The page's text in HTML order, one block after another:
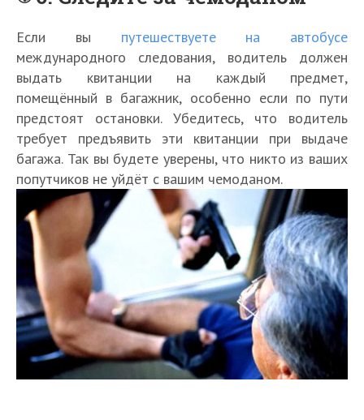
Если вы путешествуете на автобусе
международного следования, водитель должен
выдать квитанции на каждый предмет,
помещённый в багажник, особенно если по пути
предстоят остановки. Убедитесь, что водитель
требует предъявить эти квитанции при выдаче
багажа. Так вы будете уверены, что никто из ваших
попутчиков не уйдёт с вашим чемоданом.